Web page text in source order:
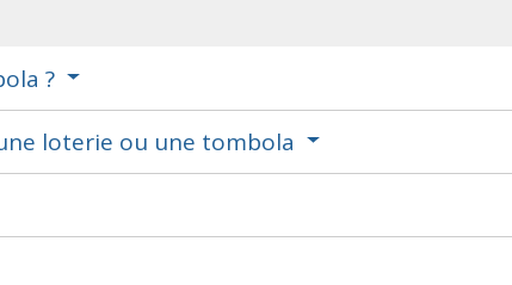
?
loterie ou une tombola